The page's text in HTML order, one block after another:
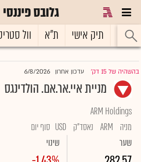
גלובס פיננסי
ראשי תיק אישי ת"א וול
בהשהיה של 15 דק' |עדכון אחרון 6/8/2026
מניית איי.אר.אם. הולדינגס
ARM Holdings
מניה
ARM נאסד"ק USD סוף יום
שער
שינוי